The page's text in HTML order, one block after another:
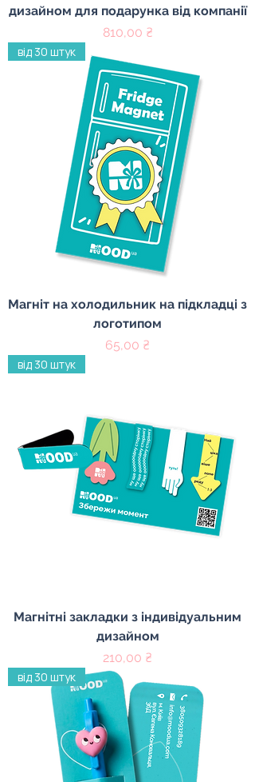
дизайном для подарунка від компанії
Ціна
810,00 ₴
від 30 штук
Магніт на холодильник на підкладці з
логотипом
Ціна
65,00 ₴
від 30 штук
Магнітні закладки з індивідуальним
дизайном
Ціна
210,00 ₴
від 30 штук